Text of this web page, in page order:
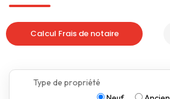
Calcul Frais de notaire